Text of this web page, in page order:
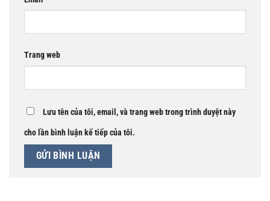
Trang web
Lưu tên của tôi, email, và trang web trong trình duyệt này
cho lần bình luận kế tiếp của tôi.